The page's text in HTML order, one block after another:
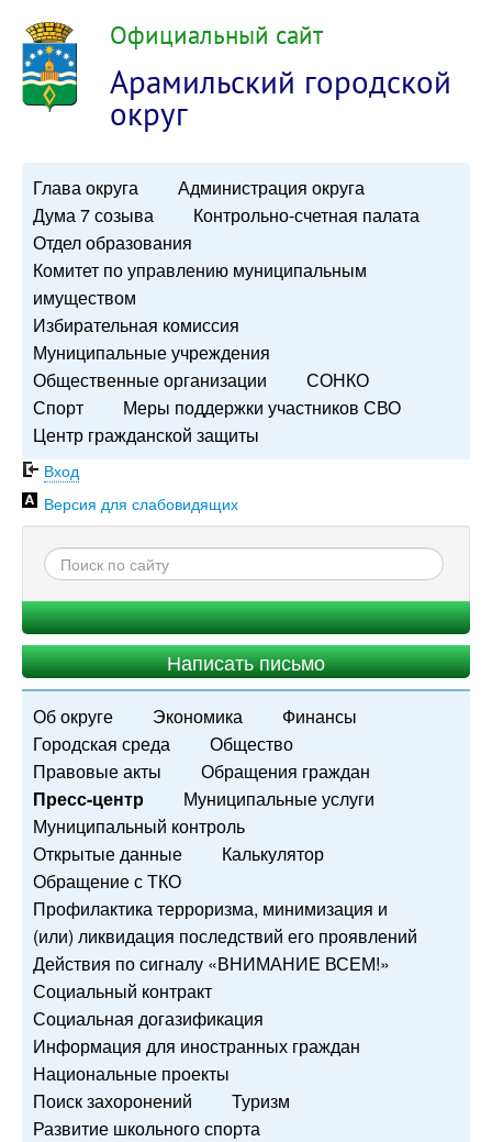
Официальный сайт
Арамильский городской
округ
Глава округа
Администрация округа
Дума 7 созыва
Контрольно-счетная палата
Отдел образования
Комитет по управлению муниципальным
имуществом
Избирательная комиссия
Муниципальные учреждения
Общественные организации
СОНКО
Спорт
Меры поддержки участников СВО
Центр гражданской защиты
Вход
Версия для слабовидящих
Написать письмо
Об округе Экономика
Финансы
Городская среда
Общество
Правовые акты
Обращения граждан
Пресс-центр
Муниципальные услуги
Муниципальный контроль
Открытые данные
Калькулятор
Обращение с ТКО
Профилактика терроризма, минимизация и
(или) ликвидация последствий его проявлений
Действия по сигналу «ВНИМАНИЕ ВСЕМ!»
Социальный контракт
Социальная догазификация
Информация для иностранных граждан
Национальные проекты
Поиск захоронений
Туризм
Развитие школьного спорта